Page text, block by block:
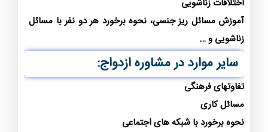
اختلافات زناشویی
آموزش مسائل ریز جنسی، نحوه برخورد هر دو نفر با مسائل
زناشویی و …
سایر موارد در مشاوره ازدواج:
تفاوتهای فرهنگی
مسائل کاری
نحوه برخورد با شبکه های اجتماعی